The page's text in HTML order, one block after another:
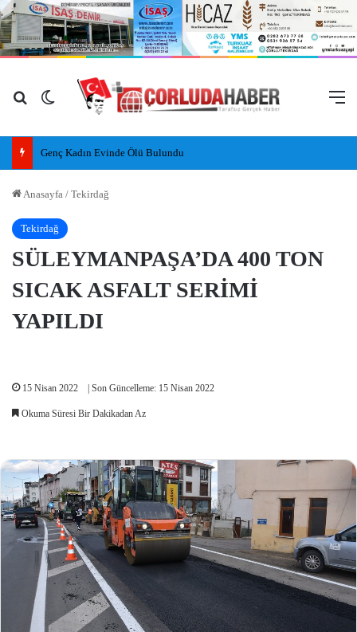
Arama yap ...
Dış görünümü değiştir
Tekirdağ Büyükşehir Belediyesi’nden arı yetiştiricilerine destek
Anasayfa / Tekirdağ
Tekirdağ
SÜLEYMANPAŞA’DA 400 TON
SICAK ASFALT SERİMİ
YAPILDI
15 Nisan 2022 | Son Güncelleme: 15 Nisan 2022
Okuma Süresi Bir Dakikadan Az